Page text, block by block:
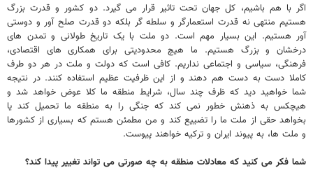
اگر با هم باشیم، کل جهان تحت تاثیر قرار می گیرد. دو کشور و قدرت بزرگ
هستیم منتهی نه قدرت استعمارگر و سلطه گر بلکه دو قدرت صلح آور و دوستی
آور هستیم. این بسیار مهم است. دو ملت با یک تاریخ طولانی و تمدن های
درخشان و بزرگ هستیم. ما هیچ محدودیتی برای همکاری های اقتصادی،
فرهنگی، سیاسی و اجتماعی نداریم. کافی است که دولت و ملت در هر دو طرف
کاملا دست به دست هم دهند و از این ظرفیت عظیم استفاده کنند. در نتیجه
شما خواهید دید که ظرف چند سال، شرایط منطقه ما کلا عوض خواهد شد و
هیچکس به ذهنش خطور نمی کند که جنگی را به منطقه ما تحمیل کند یا
بخواهد حقی از ملت ما را تضییع کند و من مطمئن هستم که بسیاری از کشورها
و ملت ها، به پیوند ایران و ترکیه خواهند پیوست.
شما فکر می کنید که معادلات منطقه به چه صورتی می تواند تغییر پیدا کند؟